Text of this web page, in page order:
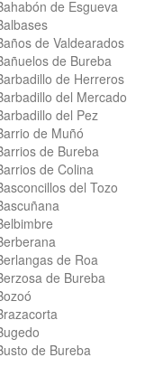
de Esgueva
de Valdearados
de Bureba
de Herreros
del Mercado
del Pez
de Muñó
de Bureba
de Colina
del Tozo
de Roa
de Bureba
de Bureba